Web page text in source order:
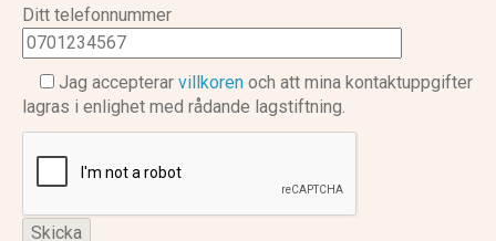
Ditt telefonnummer
Jag accepterar villkoren och att mina kontaktuppgifter
lagras i enlighet med rådande lagstiftning.